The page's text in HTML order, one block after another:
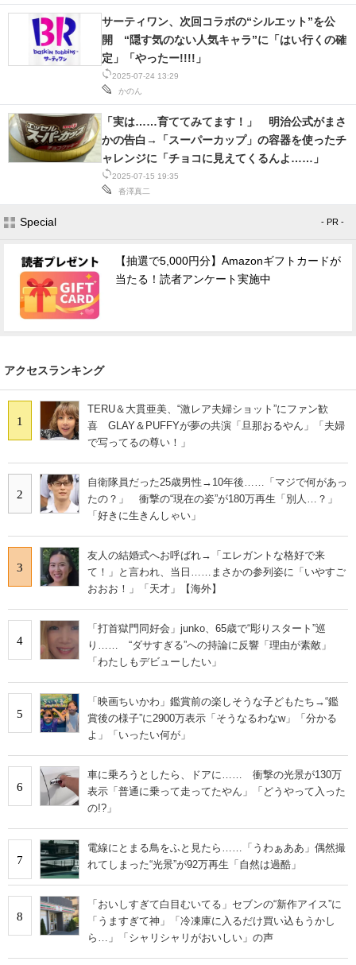
2025-07-24 13:29
かのん
サーティワン、次回コラボの“シルエット”を公
開 “隠す気のない人気キャラ”に「はい行くの確
定」「やったー!!!!」
2025-07-15 19:35
沓澤真二
「実は……育ててみてます！」 明治公式がまさ
かの告白→「スーパーカップ」の容器を使ったチ
ャレンジに「チョコに見えてくるんよ……」
Special - PR -
【抽選で5,000円分】Amazonギフトカードが
当たる！読者アンケート実施中
アクセスランキング
1
TERU＆大貫亜美、“激レア夫婦ショット”にファン歓
喜 GLAY＆PUFFYが夢の共演「旦那おるやん」「夫婦
で写ってるの尊い！」
2
自衛隊員だった25歳男性→10年後……「マジで何があっ
たの？」 衝撃の“現在の姿”が180万再生「別人…？」
「好きに生きんしゃい」
3
友人の結婚式へお呼ばれ→「エレガントな格好で来
て！」と言われ、当日……まさかの参列姿に「いやすご
おおお！」「天才」【海外】
4
「打首獄門同好会」junko、65歳で“彫りスタート”巡
り…… “ダサすぎる”への持論に反響「理由が素敵」
「わたしもデビューしたい」
5
「映画ちいかわ」鑑賞前の楽しそうな子どもたち→“鑑
賞後の様子”に2900万表示「そうなるわなw」「分かる
よ」「いったい何が」
6
車に乗ろうとしたら、ドアに…… 衝撃の光景が130万
表示「普通に乗って走ってたやん」「どうやって入った
の!?」
7
電線にとまる鳥をふと見たら……「うわぁああ」偶然撮
れてしまった“光景”が92万再生「自然は過酷」
8
「おいしすぎて白目むいてる」セブンの“新作アイス”に
「うますぎて神」「冷凍庫に入るだけ買い込もうかし
ら…」「シャリシャリがおいしい」の声